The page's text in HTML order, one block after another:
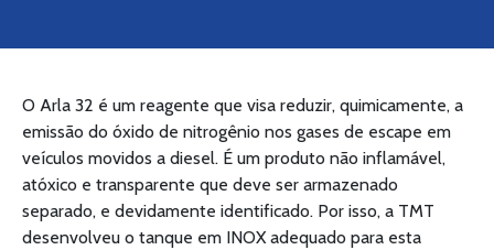
O Arla 32 é um reagente que visa reduzir, quimicamente, a
emissão do óxido de nitrogênio nos gases de escape em
veículos movidos a diesel. É um produto não inflamável,
atóxico e transparente que deve ser armazenado
separado, e devidamente identificado. Por isso, a TMT
desenvolveu o tanque em INOX adequado para esta